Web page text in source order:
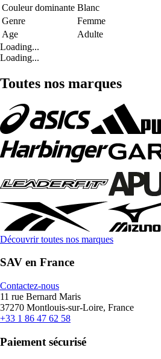
Couleur dominante Blanc
Genre
Femme
Age
Adulte
Loading...
Loading...
Toutes nos marques
Découvrir toutes nos marques
SAV en France
Contactez-nous
11 rue Bernard Maris
37270 Montlouis-sur-Loire, France
+33 1 86 47 62 58
Paiement sécurisé